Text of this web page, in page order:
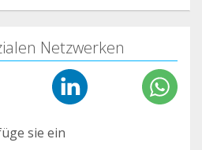
Netzwerken
sie ein